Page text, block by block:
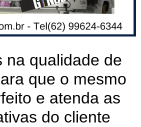
na qualidade de
que o mesmo
e atenda as
do cliente